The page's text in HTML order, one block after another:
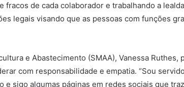
de cada colaborador e trabalhando a
legais visando que as pessoas com funções
e Abastecimento (SMAA), Vanessa
com responsabilidade e empatia. “Sou
e sigo algumas páginas em redes sociais que